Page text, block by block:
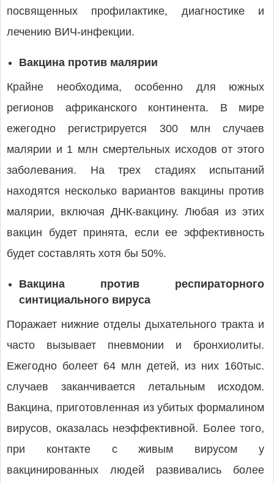
посвященных профилактике, диагностике и
лечению ВИЧ-инфекции.
Вакцина против малярии
Крайне необходима, особенно для южных
регионов африканского континента. В мире
ежегодно регистрируется 300 млн случаев
малярии и 1 млн смертельных исходов от этого
заболевания. На трех стадиях испытаний
находятся несколько вариантов вакцины против
малярии, включая ДНК-вакцину. Любая из этих
вакцин будет принята, если ее эффективность
будет составлять хотя бы 50%.
Вакцина против респираторного
синтициального вируса
Поражает нижние отделы дыхательного тракта и
часто вызывает пневмонии и бронхиолиты.
Ежегодно болеет 64 млн детей, из них 160тыс.
случаев заканчивается летальным исходом.
Вакцина, приготовленная из убитых формалином
вирусов, оказалась неэффективной. Более того,
при контакте с живым вирусом у
вакцинированных людей развивались более